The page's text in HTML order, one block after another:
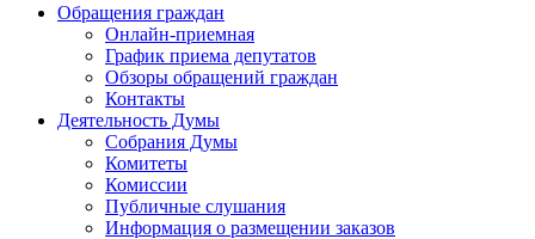
Обращения граждан
Онлайн-приемная
График приема депутатов
Обзоры обращений граждан
Контакты
Деятельность Думы
Собрания Думы
Комитеты
Комиссии
Публичные слушания
Информация о размещении заказов